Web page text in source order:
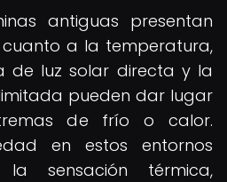
antiguas presentan
a la temperatura,
de luz solar directa y la
pueden dar lugar
de frío o calor.
en estos entornos
sensación térmica,